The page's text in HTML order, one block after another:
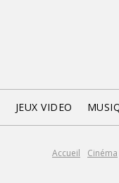
JEUX VIDEO
Accueil Cinéma